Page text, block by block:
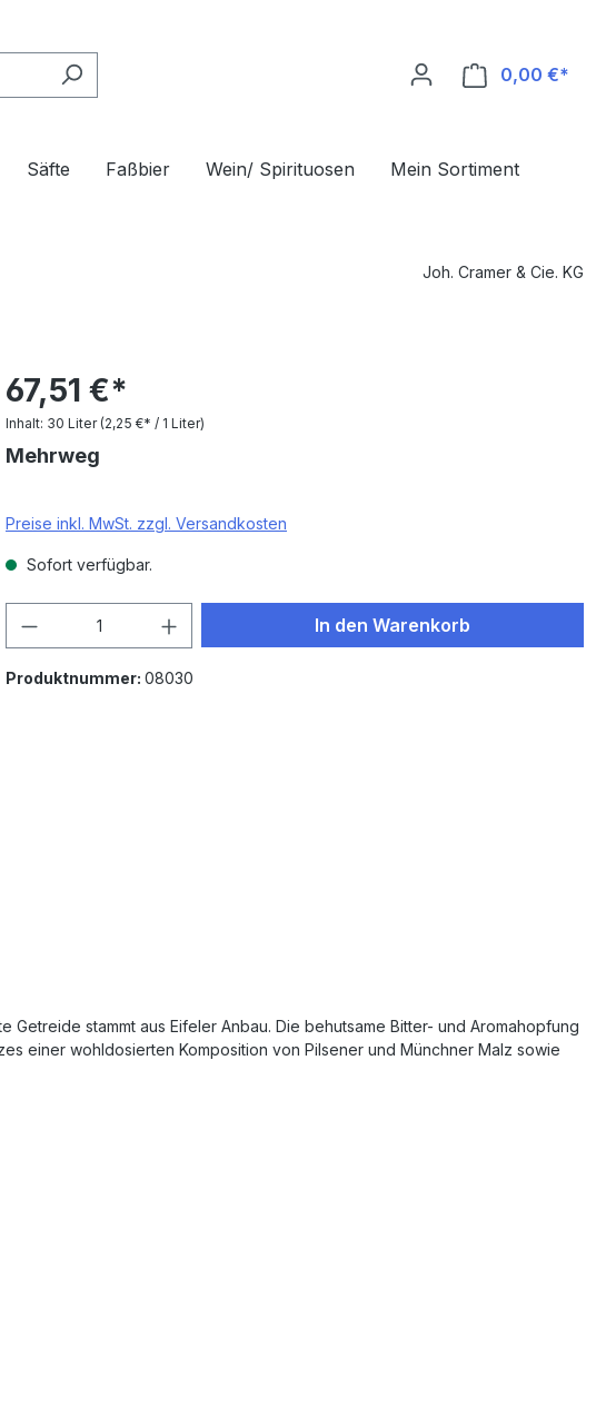
0,00 €*
Säfte Faßbier Wein/ Spirituosen Mein Sortiment
Joh. Cramer & Cie. KG
67,51 €*
Inhalt: 30 Liter (2,25 €* / 1 Liter)
Mehrweg
Preise inkl. MwSt. zzgl. Versandkosten
Sofort verfügbar.
Produkt Anzahl: Gib den gewünschten Wert
In den Warenkorb
Produktnummer: 08030
stammt aus Eifeler Anbau. Die behutsame Bitter- und Aromahopfung
einer wohldosierten Komposition von Pilsener und Münchner Malz sowie